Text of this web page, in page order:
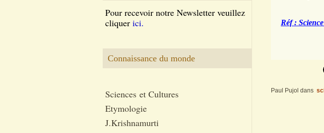
Pour recevoir notre Newsletter veuillez
cliquer ici.
Connaissance du monde
Sciences et Cultures
Etymologie
J.Krishnamurti
Réf :
Paul Pujol dans